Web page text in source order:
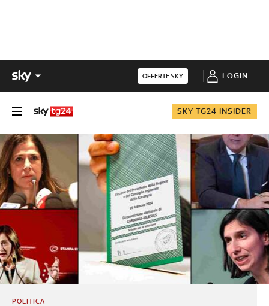
OFFERTE SKY LOGIN
SKY TG24 INSIDER
POLITICA